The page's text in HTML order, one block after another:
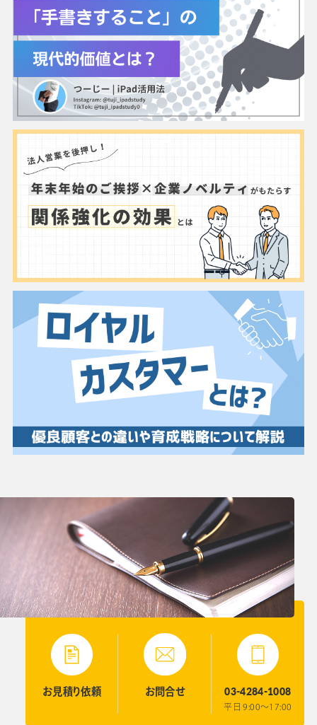
お見積り依頼 お問合せ 03-4284-1008
平日 9:00〜17:00